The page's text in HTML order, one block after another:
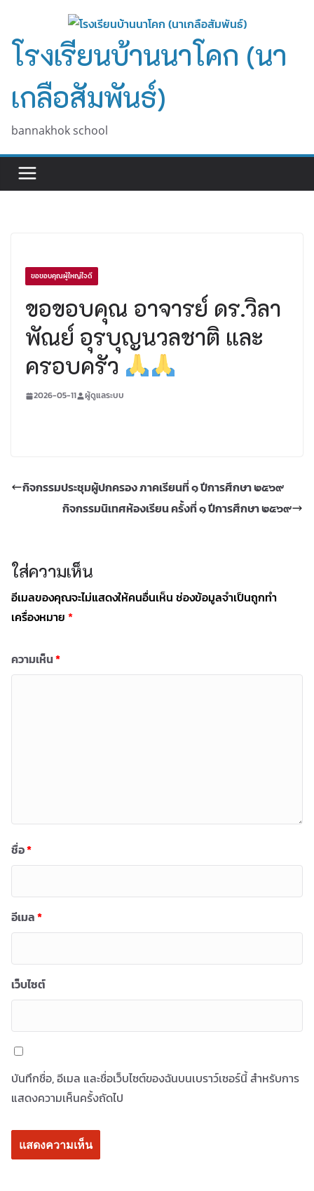
content
โรงเรียนบ้านนาโคก (นา
เกลือสัมพันธ์)
bannakhok school
ขอขอบคุณผู้ใหญ่ใจดี
ขอขอบคุณ อาจารย์ ดร.วิลา
พัณย์ อุรบุญนวลชาติ และ
ครอบครัว
2026-05-11 ผู้ดูแลระบบ
กิจกรรมประชุมผู้ปกครอง ภาคเรียนที่ ๑ ปีการศึกษา ๒๕๖๙
กิจกรรมนิเทศห้องเรียน ครั้งที่ ๑ ปีการศึกษา ๒๕๖๙
ใส่ความเห็น
อีเมลของคุณจะไม่แสดงให้คนอื่นเห็น ช่องข้อมูลจำเป็นถูกทำ
เครื่องหมาย *
ความเห็น*
ชื่อ*
อีเมล*
เว็บไซต์
บันทึกชื่อ, อีเมล และชื่อเว็บไซต์ของฉันบนเบราว์เซอร์นี้ สำหรับการ
แสดงความเห็นครั้งถัดไป